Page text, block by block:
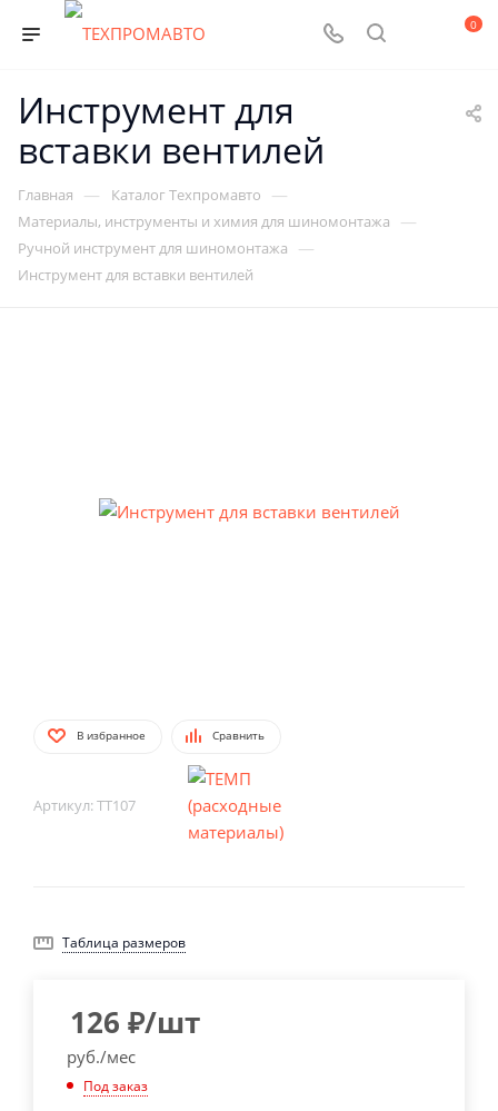
0
Инструмент для
вставки вентилей
Главная — Каталог Техпромавто —
Материалы, инструменты и химия для шиномонтажа —
Ручной инструмент для шиномонтажа —
Инструмент для вставки вентилей
В избранное Сравнить
Артикул:TT107
Таблица размеров
126 ₽/шт
руб./мес
Под заказ